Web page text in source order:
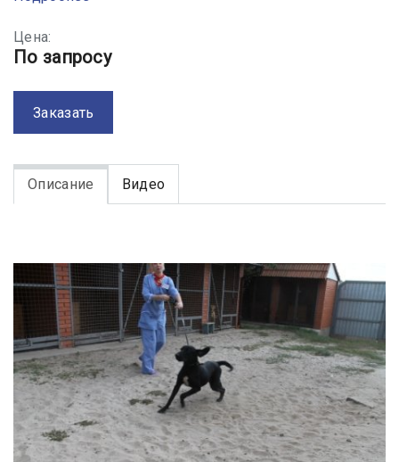
Цена:
По запросу
Заказать
Описание Видео